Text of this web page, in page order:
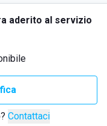
aderito al servizio
Contattaci